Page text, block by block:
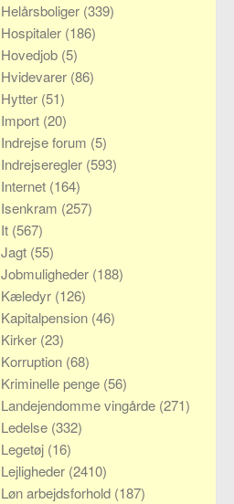
Helårsboliger (339)
Hospitaler (186)
Hovedjob (5)
Hvidevarer (86)
Hytter (51)
Import (20)
Indrejse forum (5)
Indrejseregler (593)
Internet (164)
Isenkram (257)
It (567)
Jagt (55)
Jobmuligheder (188)
Kæledyr (126)
Kapitalpension (46)
Kirker (23)
Korruption (68)
Kriminelle penge (56)
Landejendomme vingårde (271)
Ledelse (332)
Legetøj (16)
Lejligheder (2410)
Løn arbejdsforhold (187)